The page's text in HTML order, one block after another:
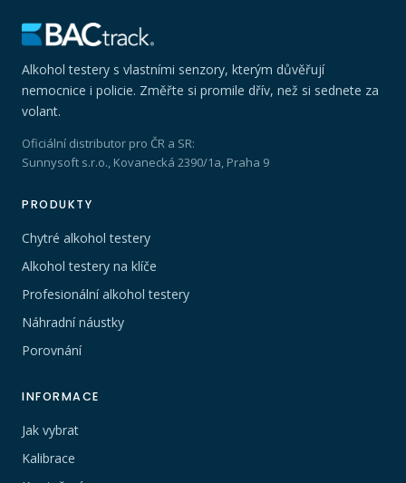
Alkohol testery s vlastními senzory, kterým důvěřují
nemocnice i policie. Změřte si promile dřív, než si sednete za
volant.
Oficiální distributor pro ČR a SR:
Sunnysoft s.r.o., Kovanecká 2390/1a, Praha 9
PRODUKTY
Chytré alkohol testery
Alkohol testery na klíče
Profesionální alkohol testery
Náhradní náustky
Porovnání
INFORMACE
Jak vybrat
Kalibrace